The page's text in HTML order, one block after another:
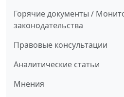
Горячие документы /
законодательства
Правовые консультации
Аналитические статьи
Мнения